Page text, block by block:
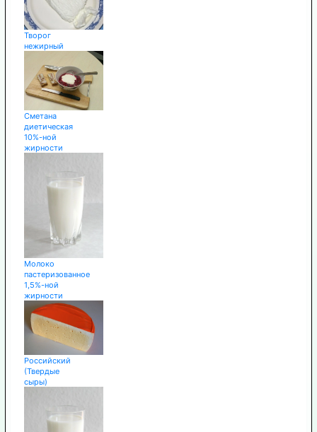
Творог
нежирный
Сметана
диетическая
10%-ной
жирности
Молоко
пастеризованное
1,5%-ной
жирности
Российский
(Твердые
сыры)